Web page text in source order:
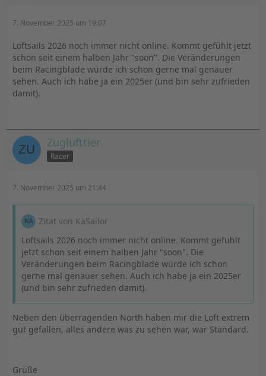
7. November 2025 um 19:07
Loftsails 2026 noch immer nicht online. Kommt gefühlt jetzt
schon seit einem halben Jahr "soon". Die Veränderungen
beim Racingblade würde ich schon gerne mal genauer
sehen. Auch ich habe ja ein 2025er (und bin sehr zufrieden
damit).
Zuglufttier
Racer
7. November 2025 um 21:44
Zitat von KaSailor
Loftsails 2026 noch immer nicht online. Kommt gefühlt
jetzt schon seit einem halben Jahr "soon". Die
Veränderungen beim Racingblade würde ich schon
gerne mal genauer sehen. Auch ich habe ja ein 2025er
(und bin sehr zufrieden damit).
Neben den überragenden North haben mir die Loft extrem
gut gefallen, alles andere was zu sehen war, war Standard.
Grüße